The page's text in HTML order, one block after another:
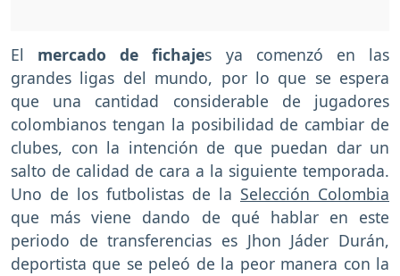
El mercado de fichajes ya comenzó en las
grandes ligas del mundo, por lo que se espera
que una cantidad considerable de jugadores
colombianos tengan la posibilidad de cambiar de
clubes, con la intención de que puedan dar un
salto de calidad de cara a la siguiente temporada.
Uno de los futbolistas de la Selección Colombia
que más viene dando de qué hablar en este
periodo de transferencias es Jhon Jáder Durán,
deportista que se peleó de la peor manera con la